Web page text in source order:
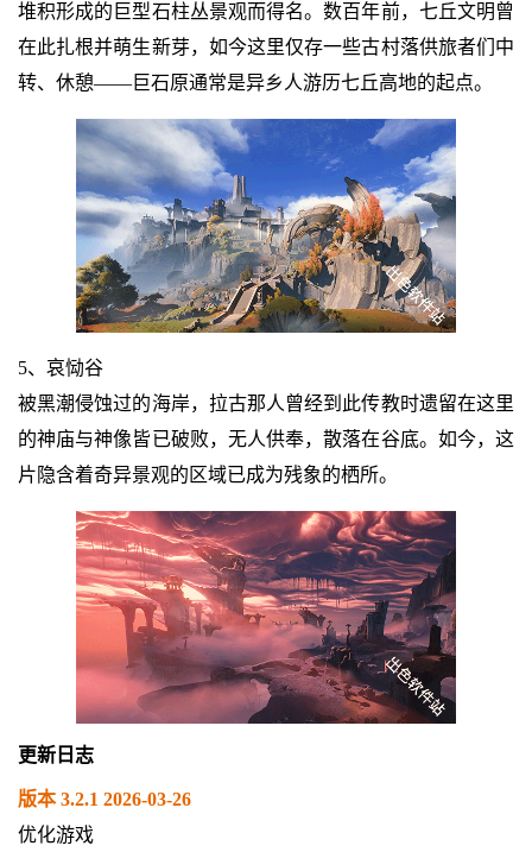
堆积形成的巨型石柱丛景观而得名。数百年前，七丘文明曾
在此扎根并萌生新芽，如今这里仅存一些古村落供旅者们中
转、休憩——巨石原通常是异乡人游历七丘高地的起点。
5、哀恸谷
被黑潮侵蚀过的海岸，拉古那人曾经到此传教时遗留在这里
的神庙与神像皆已破败，无人供奉，散落在谷底。如今，这
片隐含着奇异景观的区域已成为残象的栖所。
更新日志
版本 3.2.1 2026-03-26
优化游戏